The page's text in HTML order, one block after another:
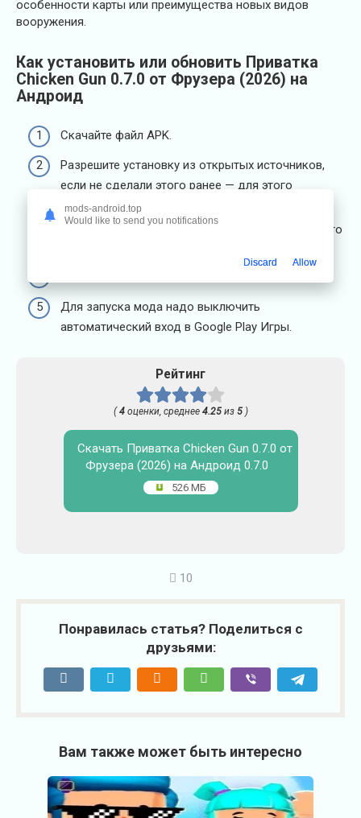
особенности карты или преимущества новых видов
вооружения.
Как установить или обновить Приватка
Chicken Gun 0.7.0 от Фрузера (2026) на
Андроид
Скачайте файл APK.
Разрешите установку из открытых источников,
если не сделали этого ранее — для этого
отправьтесь в настройки телефона.
Установите файл — например, при помощи одного
Для запуска мода надо выключить
автоматический вход в Google Play Игры.
Рейтинг
( 4оценки, среднее 4.25из 5)
Скачать Приватка Chicken Gun 0.7.0 от
Фрузера (2026) на Андроид 0.7.0
526 МБ
10
Понравилась статья? Поделиться с
друзьями:
Вам также может быть интересно
mods-android.top
Would like to send you notifications
Discard Allow